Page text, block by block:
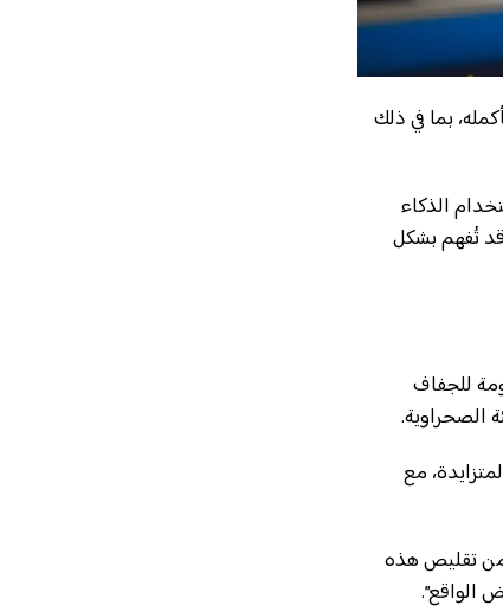
بما في ذلك
الذكاء
تُفهم بشكل
للجفاف
الصحراوية.
مع
إذا تمكنا من تقليص هذه